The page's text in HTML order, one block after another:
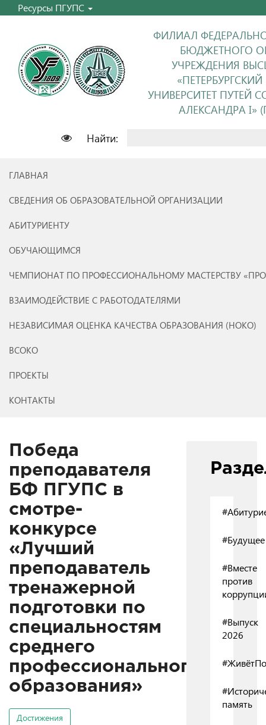
Ресурсы ПГУПС
ФИЛИАЛ
БЮДЖЕТНОГО
УЧРЕЖДЕНИЯ
УНИВЕРСИТЕТ ПУТЕЙ
АЛЕКСАНДРА I»
Найти:
ГЛАВНАЯ
СВЕДЕНИЯ ОБ ОБРАЗОВАТЕЛЬНОЙ ОРГАНИЗАЦИИ
АБИТУРИЕНТУ
ОБУЧАЮЩИМСЯ
ЧЕМПИОНАТ ПО ПРОФЕССИОНАЛЬНОМУ МАСТЕРСТВУ
ВЗАИМОДЕЙСТВИЕ С РАБОТОДАТЕЛЯМИ
НЕЗАВИСИМАЯ ОЦЕНКА КАЧЕСТВА ОБРАЗОВАНИЯ (НОКО)
ВСОКО
ПРОЕКТЫ
КОНТАКТЫ
Победа
преподавателя
БФ ПГУПС в
смотре-
конкурсе
«Лучший
преподаватель
тренажерной
подготовки по
специальностям
среднего
профессионального
образования»
Достижения
#Будущее
#Вместе
против
#Выпуск
2026
память